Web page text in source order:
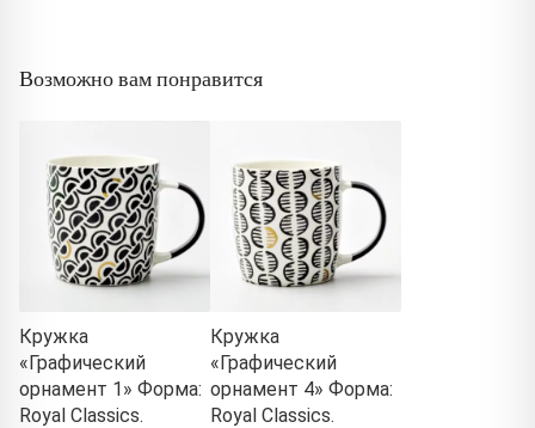
Возможно вам понравится
Кружка
«Графический
орнамент 1» Форма:
Royal Classics.
Кружка
«Графический
орнамент 4» Форма:
Royal Classics.